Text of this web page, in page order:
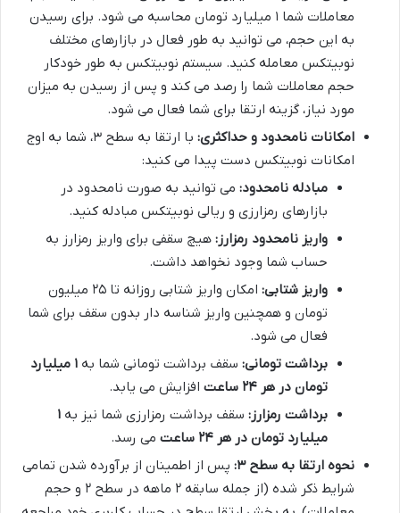
معاملات شما ۱ میلیارد تومان محاسبه می شود. برای رسیدن
به این حجم، می توانید به طور فعال در بازارهای مختلف
نوبیتکس معامله کنید. سیستم نوبیتکس به طور خودکار
حجم معاملات شما را رصد می کند و پس از رسیدن به میزان
مورد نیاز، گزینه ارتقا برای شما فعال می شود.
امکانات نامحدود و حداکثری:
با ارتقا به سطح ۳، شما به اوج
امکانات نوبیتکس دست پیدا می کنید:
مبادله نامحدود: می توانید به صورت نامحدود در
بازارهای رمزارزی و ریالی نوبیتکس مبادله کنید.
واریز نامحدود رمزارز: هیچ سقفی برای واریز رمزارز به
حساب شما وجود نخواهد داشت.
واریز شتابی:
امکان واریز شتابی روزانه تا ۲۵ میلیون
تومان و همچنین واریز شناسه دار بدون سقف برای شما
فعال می شود.
برداشت تومانی: سقف برداشت تومانی شما به
۱ میلیارد
تومان در هر ۲۴ ساعت
افزایش می یابد.
برداشت رمزارز: سقف برداشت رمزارزی شما نیز به ۱
میلیارد تومان در هر ۲۴ ساعت
می رسد.
نحوه ارتقا به سطح ۳:
پس از اطمینان از برآورده شدن تمامی
شرایط ذکر شده (از جمله سابقه ۲ ماهه در سطح ۲ و حجم